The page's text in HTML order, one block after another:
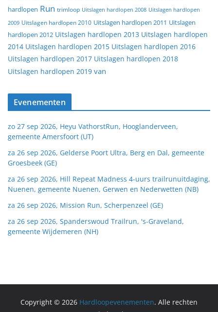
hardlopen Run trimloop Uitslagen hardlopen 2008 Uitslagen hardlopen
2009 Uitslagen hardlopen 2010 Uitslagen hardlopen 2011 Uitslagen
hardlopen 2012 Uitslagen hardlopen 2013 Uitslagen hardlopen
2014 Uitslagen hardlopen 2015 Uitslagen hardlopen 2016
Uitslagen hardlopen 2017 Uitslagen hardlopen 2018
Uitslagen hardlopen 2019 van
Evenementen
zo 27 sep 2026, Heyu VathorstRun, Hooglanderveen,
gemeente Amersfoort (UT)
za 26 sep 2026, Gelderse Poort Ultra, Berg en Dal, gemeente
Groesbeek (GE)
za 26 sep 2026, Hill Repeat Madness 4-uurs trailrunuitdaging,
Nuenen, gemeente Nuenen, Gerwen en Nederwetten (NB)
za 26 sep 2026, Mission Run, Scherpenzeel (GE)
za 26 sep 2026, Spanderswoud Trailrun, 's-Graveland,
gemeente Wijdemeren (NH)
Copyright © 2026 Hardloopevenementen. Alle rechten